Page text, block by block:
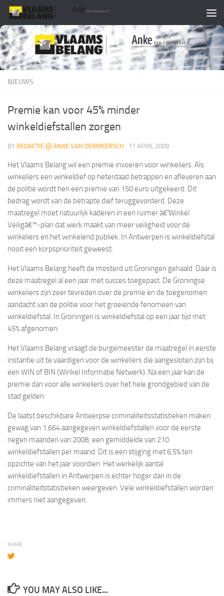
Skip to content
NIEUWS
Premie kan voor 45% minder
winkeldiefstallen zorgen
BY REDACTIE @ ANKE VAN DERMEERSCH · 17 APRIL 2009
Het Vlaams Belang wil een premie invoeren voor winkeliers. Als
winkeliers een winkeldief op heterdaad betrappen en afleveren aan
de politie wordt hen een premie van 150 euro uitgekeerd. Dit
bedrag wordt van de betrapte dief teruggevorderd. Deze
maatregel moet natuurlijk kaderen in een ruimer â€˜Winkel
Veiligâ€™-plan dat werk maakt van meer veiligheid voor de
winkeliers en het winkelend publiek. In Antwerpen is winkeldiefstal
nooit een korpsprioriteit geweest.
Het Vlaams Belang heeft de mosterd uit Groningen gehaald. Daar is
deze maatregel al een jaar met succes toegepast. De Groningse
winkeliers zijn zeer tevreden over de premie en de toegenomen
aandacht van de politie voor het groeiende fenomeen van
winkeldiefstal. In Groningen is winkeldiefstal op een jaar tijd met
45% afgenomen.
Het Vlaams Belang vraagt de burgemeester de maatregel in eerste
instantie uit te vaardigen voor de winkeliers die aangesloten zijn bij
een WIN of BIN (Winkel Informatie Netwerk). Na een jaar kan de
premie dan voor alle winkeliers over het hele grondgebied van de
stad gelden.
De laatst beschikbare Antwerpse criminaliteitsstatistieken maken
gewag van 1.664 aangegeven winkeldiefstallen voor de eerste
negen maanden van 2008; een gemiddelde van 210
winkeldiefstallen per maand. Dit is een stijging met 6,5% ten
opzichte van het jaar voordien. Het werkelijk aantal
winkeldiefstallen in Antwerpen is echter hoger dan in de
criminaliteitstatistieken weergeven. Vele winkeldiefstallen worden
immers niet aangegeven.
SHARE
YOU MAY ALSO LIKE...